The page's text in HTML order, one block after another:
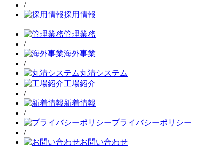
/
採用情報
管理業務
/
海外事業
/
丸清システム
工場紹介
/
新着情報
/
プライバシーポリシー
/
お問い合わせ